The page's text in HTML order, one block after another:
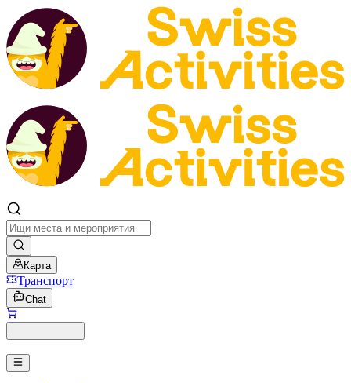
Карта
Транспорт
Chat